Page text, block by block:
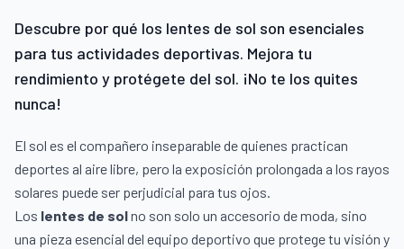
Descubre por qué los lentes de sol son esenciales
para tus actividades deportivas. Mejora tu
rendimiento y protégete del sol. ¡No te los quites
nunca!
El sol es el compañero inseparable de quienes practican
deportes al aire libre, pero la exposición prolongada a los rayos
solares puede ser perjudicial para tus ojos.
Los lentes de solno son solo un accesorio de moda, sino
una pieza esencial del equipo deportivo que protege tu visión y